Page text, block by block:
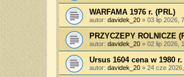
WARFAMA 1976 r. (PRL)
autor: davidek_20 » 03 lip 2026,
PRZYCZEPY ROLNICZE
autor: davidek_20 » 02 lip 2026,
Ursus 1604 cena w 1980
autor: davidek_20 » 24 cze